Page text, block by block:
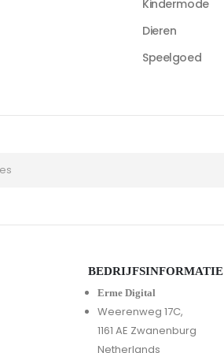
Kindermode
Dieren
Speelgoed
BEDRIJFSINFORMATIE
Erme Digital
Weerenweg 17C,
1161 AE Zwanenburg
Netherlands